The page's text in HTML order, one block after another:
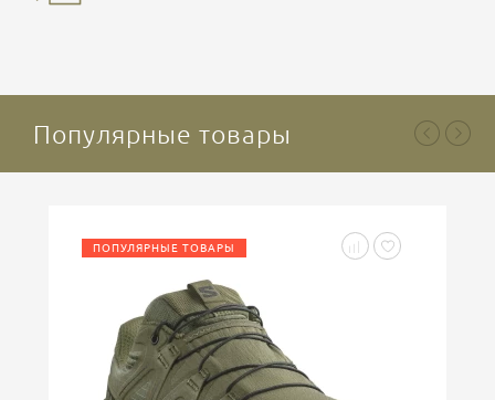
подготовки счета.
Популярные товары
ПОПУЛЯРНЫЕ ТОВАРЫ